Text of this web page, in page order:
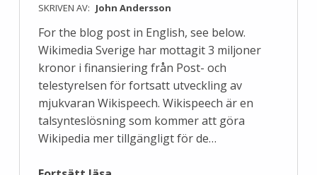
SKRIVEN AV: John Andersson
For the blog post in English, see below.
Wikimedia Sverige har mottagit 3 miljoner
kronor i finansiering från Post- och
telestyrelsen för fortsatt utveckling av
mjukvaran Wikispeech. Wikispeech är en
talsynteslösning som kommer att göra
Wikipedia mer tillgängligt för de…
“Ett tillgängligare Wikipedia genom Wikispeech: arbetet fortsätter”